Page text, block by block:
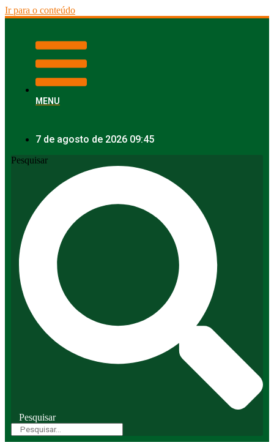
Ir para o conteúdo
MENU
7 de agosto de 2026 09:45
Pesquisar
Pesquisar